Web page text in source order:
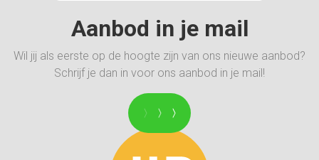
Aanbod in je mail
Wil jij als eerste op de hoogte zijn van ons nieuwe aanbod?
Schrijf je dan in voor ons aanbod in je mail!